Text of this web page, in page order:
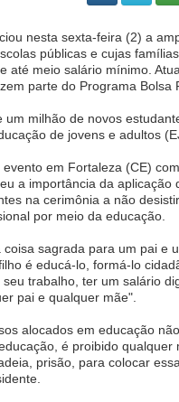
nesta sexta-feira (2) a
públicas e cujas
até meio salário mínimo.
parte do Programa Bolsa
milhão de novos
de jovens e adultos
em Fortaleza (CE)
a importância da
na cerimônia a não
por meio da educação.
sagrada para um pai e
é educá-lo, formá-lo
trabalho, ter um salário
pai e qualquer mãe".
alocados em educação
é proibido
prisão, para colocar